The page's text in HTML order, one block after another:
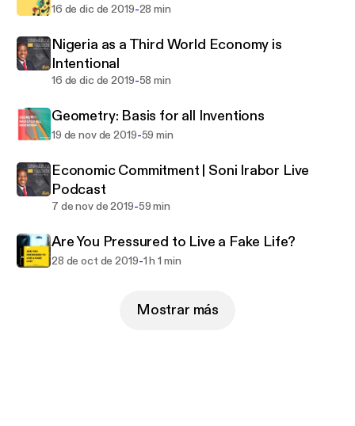
16 de dic de 2019-28 min
Nigeria as a Third World Economy is
Intentional
16 de dic de 2019-58 min
Geometry: Basis for all Inventions
19 de nov de 2019-59 min
Economic Commitment | Soni Irabor Live
Podcast
7 de nov de 2019-59 min
Are You Pressured to Live a Fake Life?
28 de oct de 2019-1 h 1 min
Mostrar más